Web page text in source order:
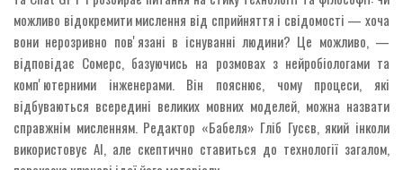
можливо відокремити мислення від сприйняття і свідомості — хоча
вони нерозривно повʼязані в існуванні людини? Це можливо, —
відповідає Сомерс, базуючись на розмовах з нейробіологами та
компʼютерними інженерами. Він пояснює, чому процеси, які
відбуваються всередині великих мовних моделей, можна назвати
справжнім мисленням. Редактор «Бабеля» Гліб Гусєв, який інколи
використовує AI, але скептично ставиться до технології загалом,